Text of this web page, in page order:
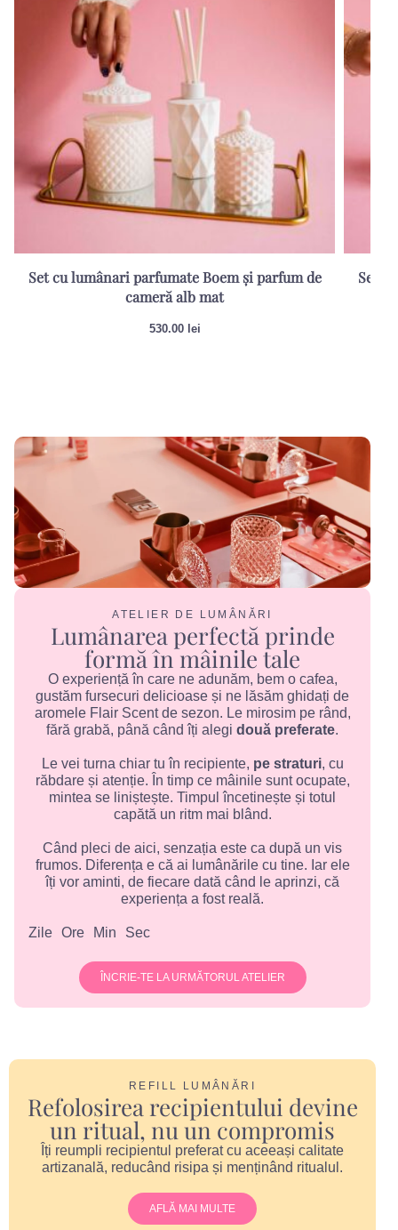
Set cu lumânari parfumate Boem și parfum de
cameră alb mat
530.00 lei
Set
ATELIER DE LUMÂNĂRI
Lumânarea perfectă prinde
formă în mâinile tale
O experiență în care ne adunăm, bem o cafea,
gustăm fursecuri delicioase și ne lăsăm ghidați de
aromele Flair Scent de sezon. Le mirosim pe rând,
fără grabă, până când îți alegi două preferate.
Le vei turna chiar tu în recipiente, pe straturi, cu
răbdare și atenție. În timp ce mâinile sunt ocupate,
mintea se liniștește. Timpul încetinește și totul
capătă un ritm mai blând.
Când pleci de aici, senzația este ca după un vis
frumos. Diferența e că ai lumânările cu tine. Iar ele
îți vor aminti, de fiecare dată când le aprinzi, că
experiența a fost reală.
Zile Ore Min Sec
ÎNCRIE-TE LA URMĂTORUL ATELIER
REFILL LUMÂNĂRI
Refolosirea recipientului devine
un ritual, nu un compromis
Îți reumpli recipientul preferat cu aceeași calitate
artizanală, reducând risipa și menținând ritualul.
AFLĂ MAI MULTE